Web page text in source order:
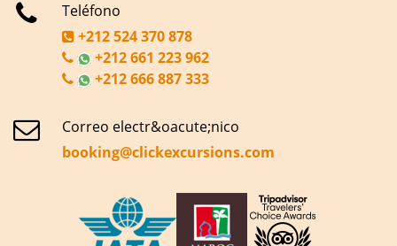
Teléfono
+212 524 370 878
+212 661 223 962
+212 666 887 333
Correo electr&oacute;nico
booking@clickexcursions.com